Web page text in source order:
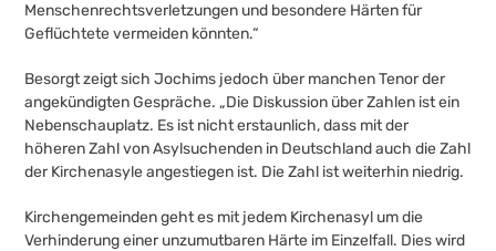
Menschenrechtsverletzungen und besondere Härten für
Geflüchtete vermeiden könnten.“
Besorgt zeigt sich Jochims jedoch über manchen Tenor der
angekündigten Gespräche. „Die Diskussion über Zahlen ist ein
Nebenschauplatz. Es ist nicht erstaunlich, dass mit der
höheren Zahl von Asylsuchenden in Deutschland auch die Zahl
der Kirchenasyle angestiegen ist. Die Zahl ist weiterhin niedrig.
Kirchengemeinden geht es mit jedem Kirchenasyl um die
Verhinderung einer unzumutbaren Härte im Einzelfall. Dies wird